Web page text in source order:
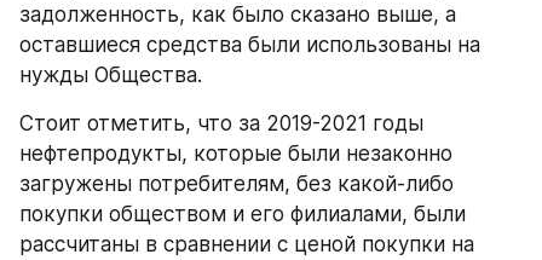
задолженность, как было сказано выше, а
оставшиеся средства были использованы на
нужды Общества.
Стоит отметить, что за 2019-2021 годы
нефтепродукты, которые были незаконно
загружены потребителям, без какой-либо
покупки обществом и его филиалами, были
рассчитаны в сравнении с ценой покупки на